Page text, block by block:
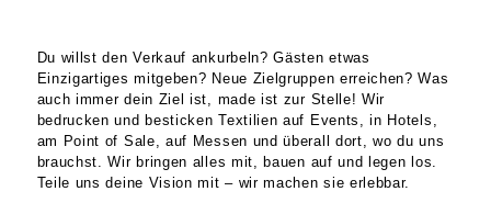
Du willst den Verkauf ankurbeln? Gästen etwas
Einzigartiges mitgeben? Neue Zielgruppen erreichen? Was
auch immer dein Ziel ist, made ist zur Stelle! Wir
bedrucken und besticken Textilien auf Events, in Hotels,
am Point of Sale, auf Messen und überall dort, wo du uns
brauchst. Wir bringen alles mit, bauen auf und legen los.
Teile uns deine Vision mit – wir machen sie erlebbar.